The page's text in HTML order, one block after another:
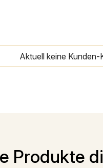
Aktuell keine Kunden-
Produkte